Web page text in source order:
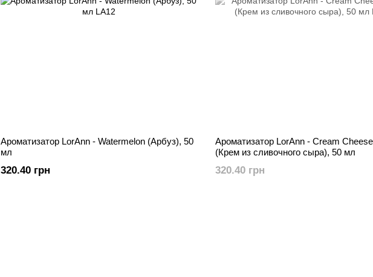
Ароматизатор LorAnn - Watermelon (Арбуз), 50
мл
320.40 грн
Ароматизатор LorAnn - Cream
(Крем из сливочного сыра), 50 мл
320.40 грн